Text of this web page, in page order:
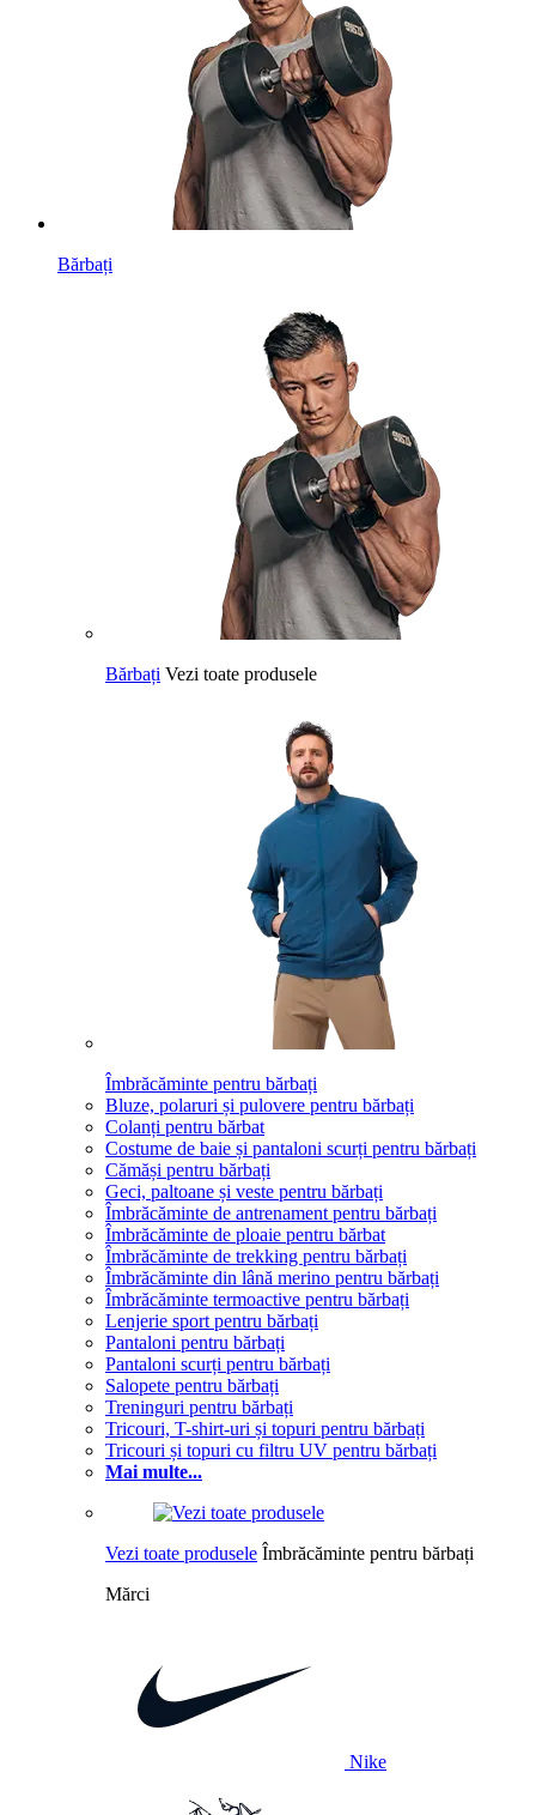
Bărbați
Bărbați Vezi toate produsele
Îmbrăcăminte pentru bărbați
Bluze, polaruri și pulovere pentru bărbați
Colanți pentru bărbat
Costume de baie și pantaloni scurți pentru bărbați
Cămăși pentru bărbați
Geci, paltoane și veste pentru bărbați
Îmbrăcăminte de antrenament pentru bărbați
Îmbrăcăminte de ploaie pentru bărbat
Îmbrăcăminte de trekking pentru bărbați
Îmbrăcăminte din lână merino pentru bărbați
Îmbrăcăminte termoactive pentru bărbați
Lenjerie sport pentru bărbați
Pantaloni pentru bărbați
Pantaloni scurți pentru bărbați
Salopete pentru bărbați
Treninguri pentru bărbați
Tricouri, T-shirt-uri și topuri pentru bărbați
Tricouri și topuri cu filtru UV pentru bărbați
Mai multe...
Vezi toate produsele Îmbrăcăminte pentru bărbați
Mărci
Nike